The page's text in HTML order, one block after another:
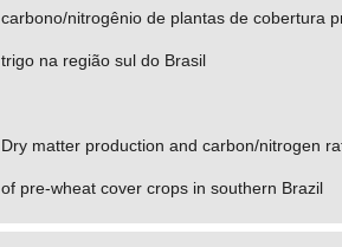
carbono/nitrogênio de plantas de cobertura
trigo na região sul do Brasil
Dry matter production and carbon/nitrogen
of pre-wheat cover crops in southern Brazil